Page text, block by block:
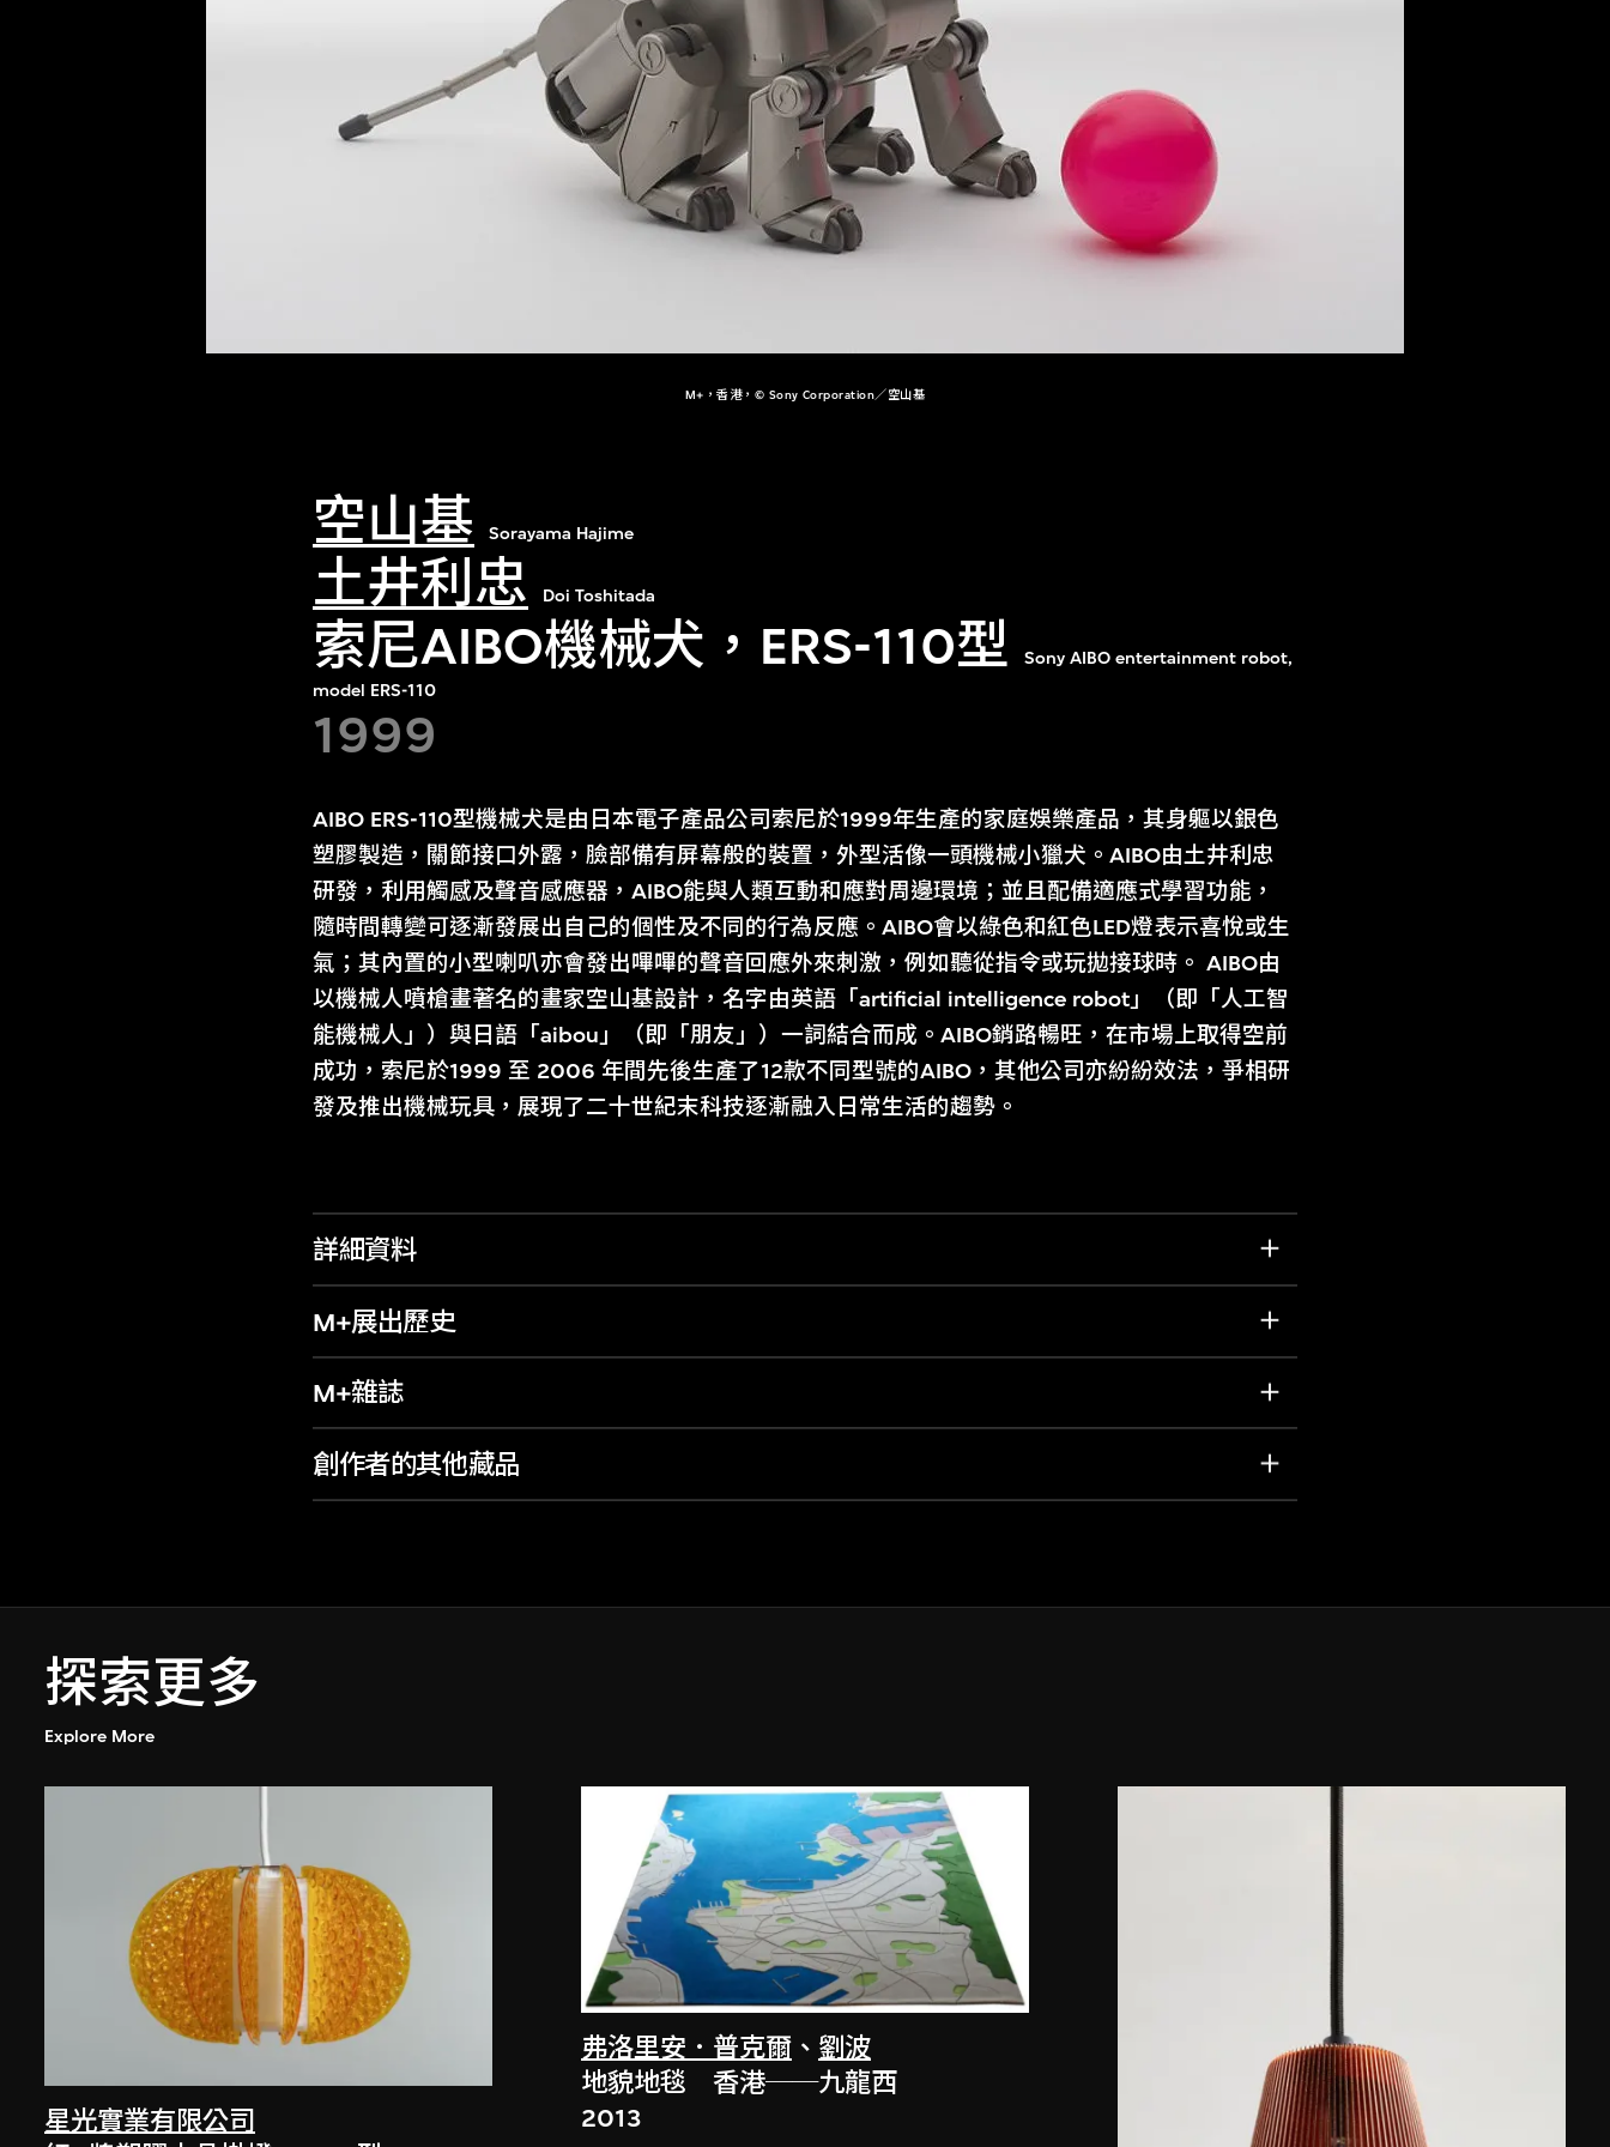
M+，香港，© Sony Corporation／空山基
空山基 Sorayama Hajime
土井利忠 Doi Toshitada
索尼AIBO機械犬，ERS-110型
Sony AIBO entertainment robot,
model ERS-110
1999
AIBO ERS-110型機械犬是由日本電子產品公司索尼於1999年生產的家庭娛樂產品，其身軀以銀色
塑膠製造，關節接口外露，臉部備有屏幕般的裝置，外型活像一頭機械小獵犬。AIBO由土井利忠
研發，利用觸感及聲音感應器，AIBO能與人類互動和應對周邊環境；並且配備適應式學習功能，
隨時間轉變可逐漸發展出自己的個性及不同的行為反應。AIBO會以綠色和紅色LED燈表示喜悅或生
氣；其內置的小型喇叭亦會發出嗶嗶的聲音回應外來刺激，例如聽從指令或玩拋接球時。 AIBO由
以機械人噴槍畫著名的畫家空山基設計，名字由英語「artificial intelligence robot」（即「人工智
能機械人」）與日語「aibou」（即「朋友」）一詞結合而成。AIBO銷路暢旺，在市場上取得空前
成功，索尼於1999 至 2006 年間先後生產了12款不同型號的AIBO，其他公司亦紛紛效法，爭相研
發及推出機械玩具，展現了二十世紀末科技逐漸融入日常生活的趨勢。
詳細資料
M+展出歷史
M+雜誌
創作者的其他藏品
探索更多
Explore More
星光實業有限公司
弗洛里安．普克爾 、 劉波
地貌地毯 香港──九龍西
2013